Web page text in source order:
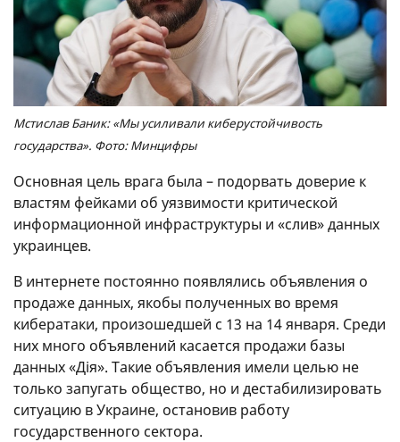
Мстислав Баник: «Мы усиливали киберустойчивость
государства». Фото: Минцифры
Основная цель врага была – подорвать доверие к
властям фейками об уязвимости критической
информационной инфраструктуры и «слив» данных
украинцев.
В интернете постоянно появлялись объявления о
продаже данных, якобы полученных во время
кибератаки, произошедшей с 13 на 14 января. Среди
них много объявлений касается продажи базы
данных «Дія». Такие объявления имели целью не
только запугать общество, но и дестабилизировать
ситуацию в Украине, остановив работу
государственного сектора.